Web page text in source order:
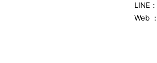
LINE：
Web ：